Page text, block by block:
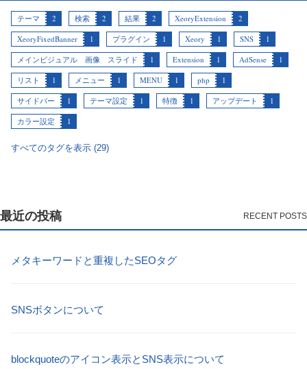
テーマ 2 検索 2 結果 2 XeoryExtension
2
XeoryFixedBanner
1 プラグイン 1 Xeory 1 SNS
1
メインビジュアル 画像 スライド
1 Extension 1 AdSense
1
リスト
1 メニュー 1 MENU 1 php
1
サイドバー
1 テーマ設定 1 特徴 1 アップデート
1
カラー設定
1
すべてのタグを表示 (29)
最近の投稿
メタキーワードと重複したSEOタグ
SNSボタンについて
blockquoteのアイコン表示とSNS表示について